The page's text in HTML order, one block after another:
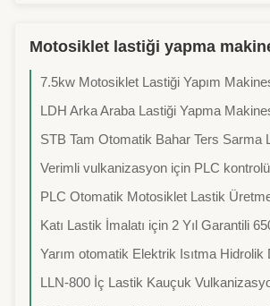
Motosiklet lastiği yapma